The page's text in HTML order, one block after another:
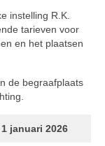
instelling R.K.
tarieven voor
en het plaatsen
de begraafplaats
januari 2026